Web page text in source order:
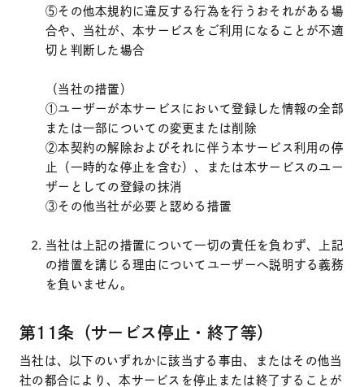
⑤その他本規約に違反する行為を行うおそれがある場
合や、当社が、本サービスをご利用になることが不適
切と判断した場合
（当社の措置）
①ユーザーが本サービスにおいて登録した情報の全部
または一部についての変更または削除
②本契約の解除およびそれに伴う本サービス利用の停
止（一時的な停止を含む）、または本サービスのユー
ザーとしての登録の抹消
③その他当社が必要と認める措置
当社は上記の措置について一切の責任を負わず、上記
の措置を講じる理由についてユーザーへ説明する義務
を負いません。
第11条（サービス停止・終了等）
当社は、以下のいずれかに該当する事由、またはその他当
社の都合により、本サービスを停止または終了することが